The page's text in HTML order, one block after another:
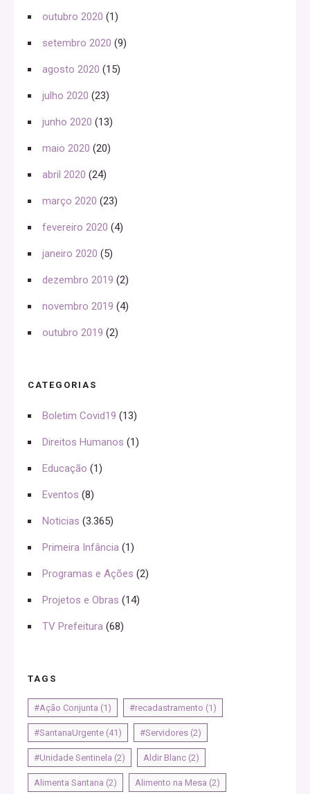
outubro 2020 (1)
setembro 2020 (9)
agosto 2020 (15)
julho 2020 (23)
junho 2020 (13)
maio 2020 (20)
abril 2020 (24)
março 2020 (23)
fevereiro 2020 (4)
janeiro 2020 (5)
dezembro 2019 (2)
novembro 2019 (4)
outubro 2019 (2)
CATEGORIAS
Boletim Covid19 (13)
Direitos Humanos (1)
Educação (1)
Eventos (8)
Noticias (3.365)
Primeira Infância (1)
Programas e Ações (2)
Projetos e Obras (14)
TV Prefeitura (68)
TAGS
#Ação Conjunta (1) #recadastramento (1)
#SantanaUrgente (41) #Servidores (2)
#Unidade Sentinela (2) Aldir Blanc (2)
Alimenta Santana (2) Alimento na Mesa (2)